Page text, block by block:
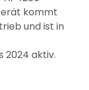
kommt
und ist in
2024 aktiv.